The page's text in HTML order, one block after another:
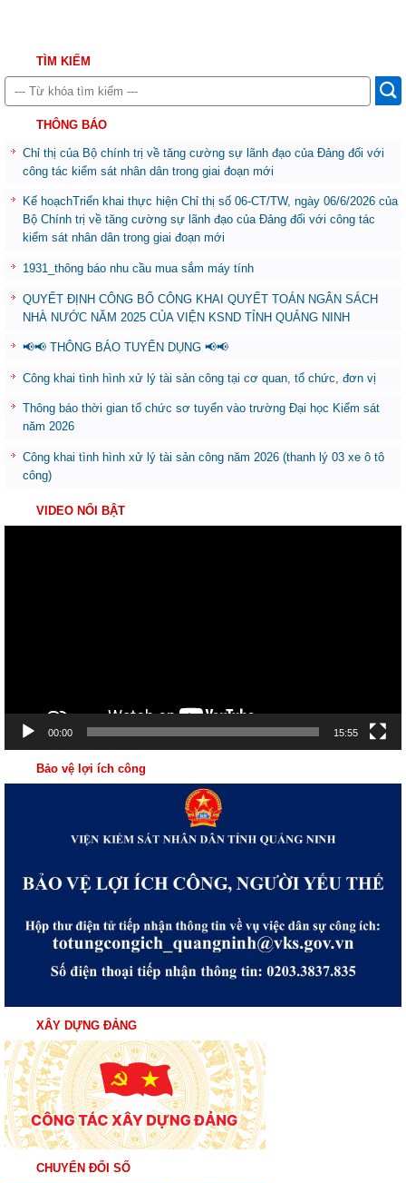
TÌM KIẾM
THÔNG BÁO
Chỉ thị của Bộ chính trị về tăng cường sự lãnh đạo của Đảng đối với
công tác kiểm sát nhân dân trong giai đoạn mới
Kế hoạchTriển khai thực hiện Chỉ thị số 06-CT/TW, ngày 06/6/2026 của
Bộ Chính trị về tăng cường sự lãnh đạo của Đảng đối với công tác
kiểm sát nhân dân trong giai đoạn mới
1931_thông báo nhu cầu mua sắm máy tính
QUYẾT ĐỊNH CÔNG BỐ CÔNG KHAI QUYẾT TOÁN NGÂN SÁCH
NHÀ NƯỚC NĂM 2025 CỦA VIỆN KSND TỈNH QUẢNG NINH
📢📢 THÔNG BÁO TUYỂN DỤNG 📢📢
Công khai tình hình xử lý tài sản công tại cơ quan, tổ chức, đơn vị
Thông báo thời gian tổ chức sơ tuyển vào trường Đại học Kiểm sát
năm 2026
Công khai tình hình xử lý tài sản công năm 2026 (thanh lý 03 xe ô tô
công)
VIDEO NỔI BẬT
00:00 15:55
Bảo vệ lợi ích công
XÂY DỰNG ĐẢNG
CHUYỂN ĐỔI SỐ